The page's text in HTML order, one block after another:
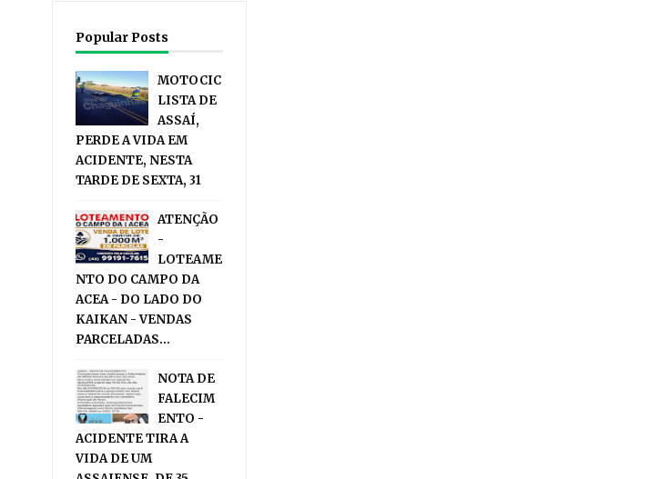
Popular Posts
MOTOCIC
LISTA DE
ASSAÍ,
PERDE A VIDA EM
ACIDENTE, NESTA
TARDE DE SEXTA, 31
ATENÇÃO
-
LOTEAME
NTO DO CAMPO DA
ACEA - DO LADO DO
KAIKAN - VENDAS
PARCELADAS...
NOTA DE
FALECIM
ENTO -
ACIDENTE TIRA A
VIDA DE UM